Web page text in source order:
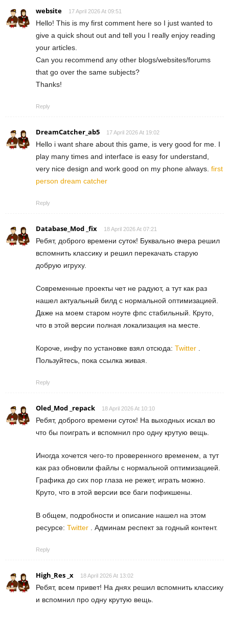
website 17 April 2026 At 09:51
Hello! This is my first comment here so I just wanted to
give a quick shout out and tell you I really enjoy reading
your articles.
Can you recommend any other blogs/websites/forums
that go over the same subjects?
Thanks!
Reply
DreamCatcher_ab5 17 April 2026 At 19:02
Hello i want share about this game, is very good for me. I
play many times and interface is easy for understand,
very nice design and work good on my phone always. first
person dream catcher
Reply
Database_Mod _fix 18 April 2026 At 07:21
Ребят, доброго времени суток! Буквально вчера решил
вспомнить классику и решил перекачать старую
добрую игруху.
Современные проекты чет не радуют, а тут как раз
нашел актуальный билд с нормальной оптимизацией.
Даже на моем старом ноуте фпс стабильный. Круто,
что в этой версии полная локализация на месте.
Короче, инфу по установке взял отсюда: Twitter
Пользуйтесь, пока ссылка живая.
Reply
Oled_Mod _repack 18 April 2026 At 10:10
Ребят, доброго времени суток! На выходных искал во
что бы поиграть и вспомнил про одну крутую вещь.
Иногда хочется чего-то проверенного временем, а тут
как раз обновили файлы с нормальной оптимизацией.
Графика до сих пор глаза не режет, играть можно.
Круто, что в этой версии все баги пофикшены.
В общем, подробности и описание нашел на этом
ресурсе: Twitter . Админам респект за годный контент.
Reply
High_Res _x 18 April 2026 At 13:02
Ребят, всем привет! На днях решил вспомнить классику
и вспомнил про одну крутую вещь.